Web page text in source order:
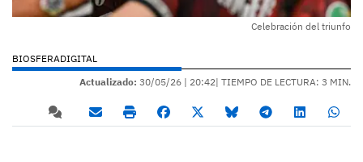
Celebración del triunfo
BIOSFERADIGITAL
Actualizado: 30/05/26 | 20:42| TIEMPO DE LECTURA: 3 MIN.